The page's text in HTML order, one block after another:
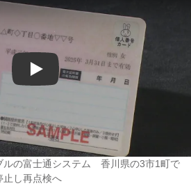
Play
ルの富士通システム 香川県の3市1町で
し再点検へ